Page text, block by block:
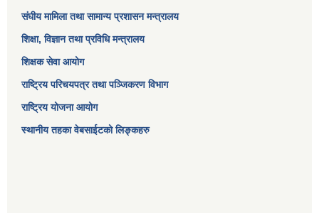
संघीय मामिला तथा सामान्य प्रशासन मन्त्रालय
शिक्षा, विज्ञान तथा प्रविधि मन्त्रालय
शिक्षक सेवा आयोग
राष्ट्रिय परिचयपत्र तथा पञ्जिकरण विभाग
राष्ट्रिय योजना आयोग
स्थानीय तहका वेबसाईटको लिङ्कहरु